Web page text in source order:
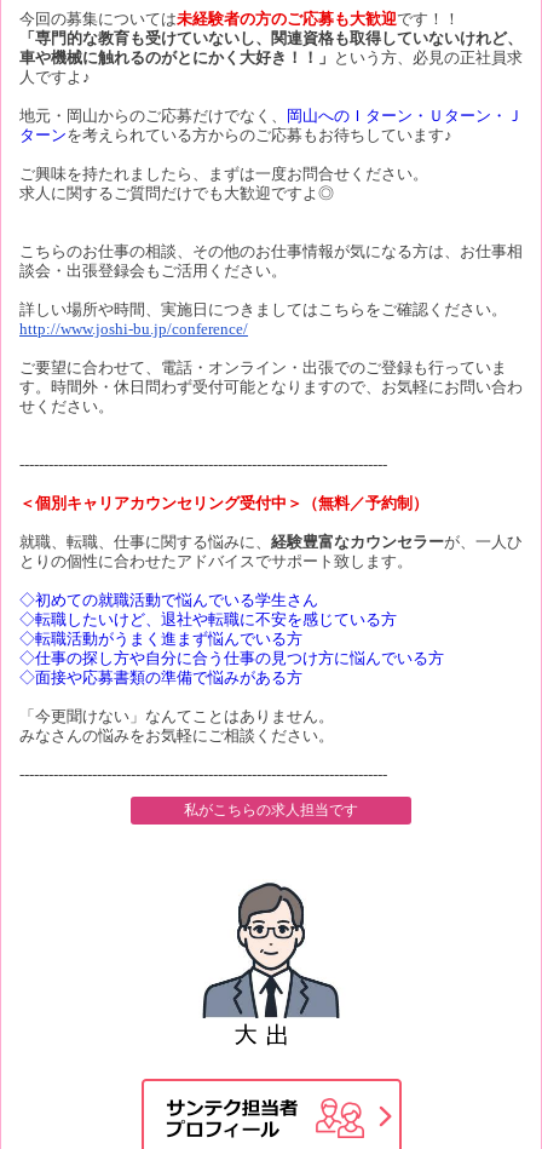
今回の募集については未経験者の方のご応募も大歓迎です！！
「専門的な教育も受けていないし、関連資格も取得していないけれど、
車や機械に触れるのがとにかく大好き！！」 という方、必見の正社員求
人ですよ♪
地元・岡山からのご応募だけでなく、
岡山へのＩターン・Ｕターン・Ｊ
ターンを考えられている方からのご応募もお待ちしています♪
ご興味を持たれましたら、まずは一度お問合せください。
求人に関するご質問だけでも大歓迎ですよ◎
こちらのお仕事の相談、その他のお仕事情報が気になる方は、お仕事相
談会・出張登録会もご活用ください。
詳しい場所や時間、実施日につきましてはこちらをご確認ください。
http://www.joshi-bu.jp/conference/
ご要望に合わせて、電話・オンライン・出張でのご登録も行っていま
す。時間外・休日問わず受付可能となりますので、お気軽にお問い合わ
せください。
----------------------------------------------------------------------------
＜個別キャリアカウンセリング受付中＞（無料／予約制）
就職、転職、仕事に関する悩みに、 経験豊富なカウンセラーが、一人ひ
とりの個性に合わせたアドバイスでサポート致します。
◇初めての就職活動で悩んでいる学生さん
◇転職したいけど、退社や転職に不安を感じている方
◇転職活動がうまく進まず悩んでいる方
◇仕事の探し方や自分に合う仕事の見つけ方に悩んでいる方
◇面接や応募書類の準備で悩みがある方
「今更聞けない」なんてことはありません。
みなさんの悩みをお気軽にご相談ください。
----------------------------------------------------------------------------
私がこちらの求人担当です